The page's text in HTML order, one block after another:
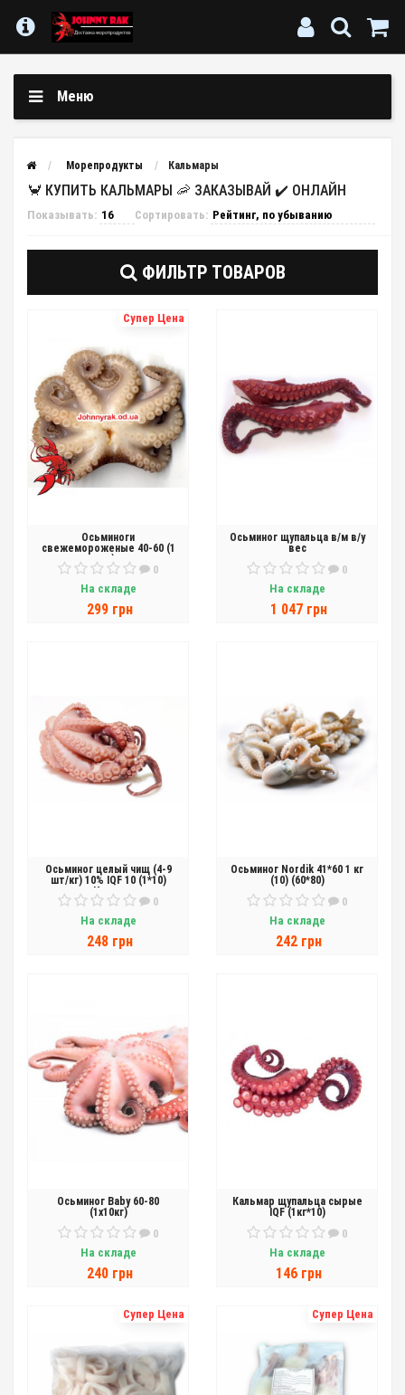
Меню
Морепродукты Кальмары
🦀 КУПИТЬ КАЛЬМАРЫ 🦐 ЗАКАЗЫВАЙ ✔️ ОНЛАЙН
Показывать: Сортировать:
ФИЛЬТР ТОВАРОВ
Супер Цена
Осьминоги
свежемороженые 40-60 (1
кг)
0
На складе
299 грн
Осьминог щупальца в/м в/у
вес
0
На складе
1 047 грн
Осьминог целый чищ (4-9
шт/кг) 10% IQF 10 (1*10)
Индия
0
На складе
248 грн
Осьминог Nordik 41*60 1 кг
(10) (60*80)
0
На складе
242 грн
Осьминог Baby 60-80
(1х10кг)
0
На складе
240 грн
Кальмар щупальца сырые
IQF (1кг*10)
0
На складе
146 грн
Супер Цена Супер Цена